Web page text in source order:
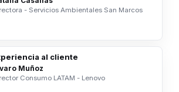
- Servicios Ambientales San Marcos
al cliente
Muñoz
Consumo LATAM - Lenovo